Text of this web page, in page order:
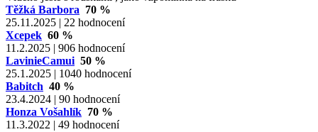
Těžká Barbora 70 %
25.11.2025 | 22 hodnocení
Xcepek 60 %
11.2.2025 | 906 hodnocení
LavinieCamui 50 %
25.1.2025 | 1040 hodnocení
Babitch 40 %
23.4.2024 | 90 hodnocení
Honza Vošahlík 70 %
11.3.2022 | 49 hodnocení